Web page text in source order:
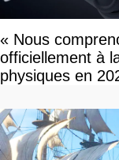
« Nous
officiellement à
physiques en